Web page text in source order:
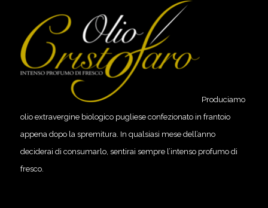
Produciamo
olio extravergine biologico pugliese confezionato in frantoio
appena dopo la spremitura. In qualsiasi mese dell’anno
deciderai di consumarlo, sentirai sempre l’intenso profumo di
fresco.